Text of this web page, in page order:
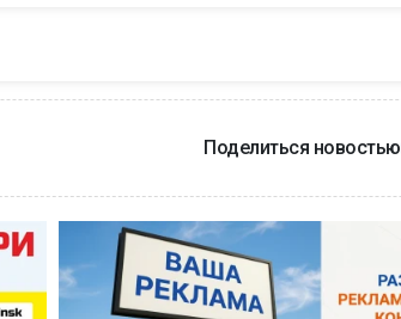
Поделиться новостью